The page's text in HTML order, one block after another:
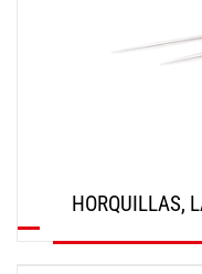
HORQUILLAS,